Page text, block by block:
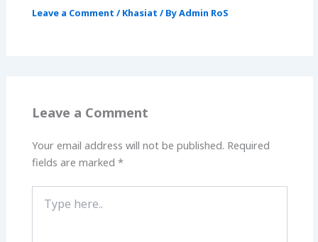
Leave a Comment / Khasiat / ByAdmin RoS
Leave a Comment
Your email address will not be published. Required
fields are marked*
here..